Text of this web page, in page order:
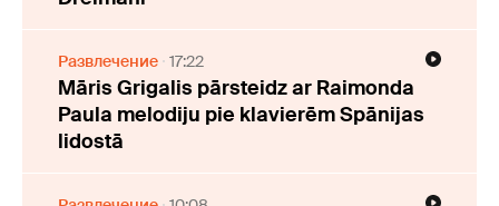
Развлечение 17:22
Māris Grigalis pārsteidz ar Raimonda
Paula melodiju pie klavierēm Spānijas
lidostā